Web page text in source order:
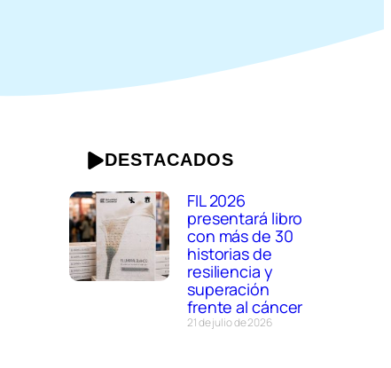
DESTACADOS
FIL 2026
presentará libro
con más de 30
historias de
resiliencia y
superación
frente al cáncer
21 de julio de 2026